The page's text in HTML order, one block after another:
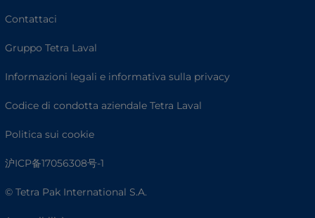
Contattaci
Gruppo Tetra Laval
Informazioni legali e informativa sulla privacy
Codice di condotta aziendale Tetra Laval
Politica sui cookie
沪ICP备17056308号-1
© Tetra Pak International S.A.